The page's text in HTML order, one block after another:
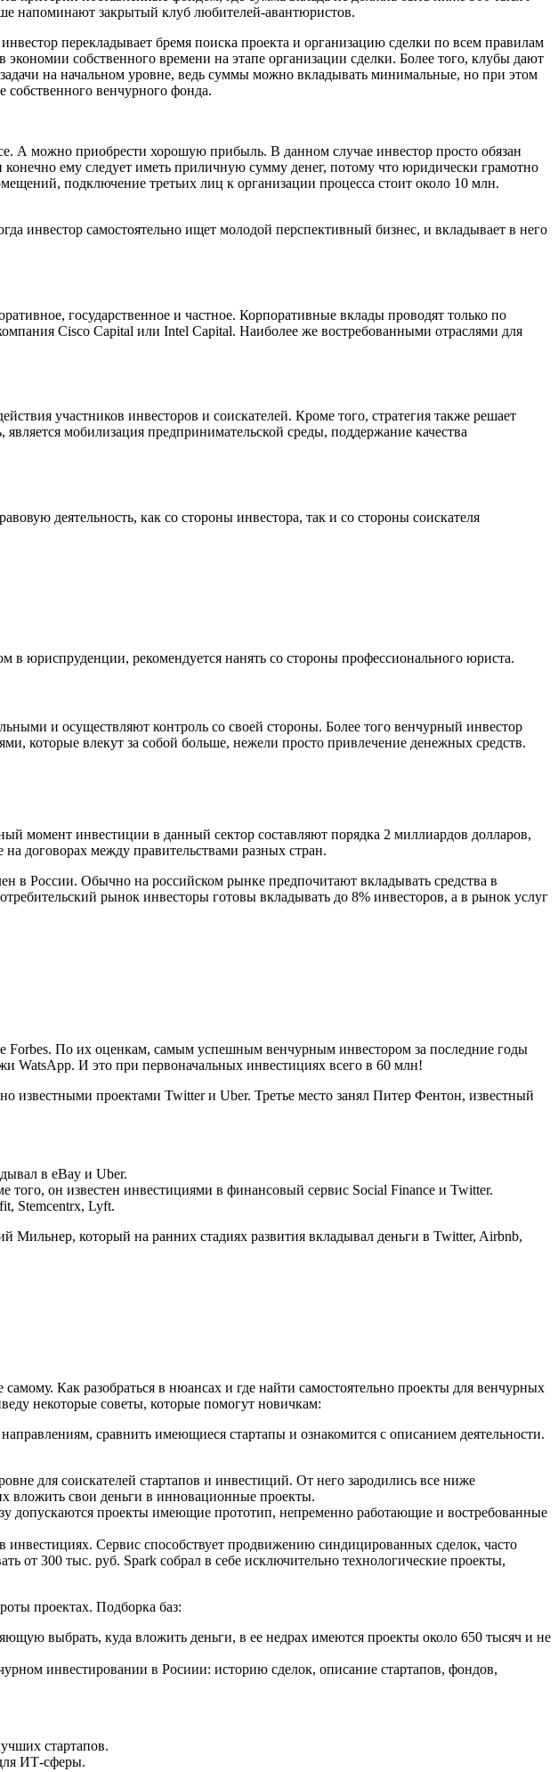
напоминают закрытый клуб любителей-авантюристов.
перекладывает бремя поиска проекта и организацию сделки по всем правилам
собственного времени на этапе организации сделки. Более того, клубы дают
на начальном уровне, ведь суммы можно вкладывать минимальные, но при этом
венчурного фонда.
А можно приобрести хорошую прибыль. В данном случае инвестор просто обязан
ему следует иметь приличную сумму денег, потому что юридически грамотно
подключение третьих лиц к организации процесса стоит около 10 млн.
инвестор самостоятельно ищет молодой перспективный бизнес, и вкладывает в него
государственное и частное. Корпоративные вклады проводят только по
Cisco Capital или Intel Capital. Наиболее же востребованными отраслями для
участников инвесторов и соискателей. Кроме того, стратегия также решает
мобилизация предпринимательской среды, поддержание качества
деятельность, как со стороны инвестора, так и со стороны соискателя
в юриспруденции, рекомендуется нанять со стороны профессионального юриста.
и осуществляют контроль со своей стороны. Более того венчурный инвестор
которые влекут за собой больше, нежели просто привлечение денежных средств.
момент инвестиции в данный сектор составляют порядка 2 миллиардов долларов,
договорах между правительствами разных стран.
в России. Обычно на российском рынке предпочитают вкладывать средства в
рынок инвесторы готовы вкладывать до 8% инвесторов, а в рынок услуг
Forbes. По их оценкам, самым успешным венчурным инвестором за последние годы
WatsApp. И это при первоначальных инвестициях всего в 60 млн!
известными проектами Twitter и Uber. Третье место занял Питер Фентон, известный
в eBay и Uber.
он известен инвестициями в финансовый сервис Social Finance и Twitter.
Stemcentrx, Lyft.
который на ранних стадиях развития вкладывал деньги в Twitter, Airbnb,
Как разобраться в нюансах и где найти самостоятельно проекты для венчурных
некоторые советы, которые помогут новичкам:
сравнить имеющиеся стартапы и ознакомится с описанием деятельности.
для соискателей стартапов и инвестиций. От него зародились все ниже
вложить свои деньги в инновационные проекты.
допускаются проекты имеющие прототип, непременно работающие и востребованные
Сервис способствует продвижению синдицированных сделок, часто
от 300 тыс. руб. Spark собрал в себе исключительно технологические проекты,
проектах. Подборка баз:
выбрать, куда вложить деньги, в ее недрах имеются проекты около 650 тысяч и не
инвестировании в Росиии: историю сделок, описание стартапов, фондов,
стартапов.
ИТ-сферы.